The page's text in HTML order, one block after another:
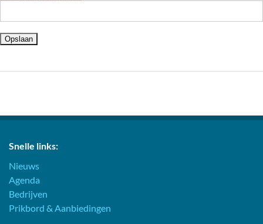
Snelle links:
Nieuws
Agenda
Bedrijven
Prikbord & Aanbiedingen